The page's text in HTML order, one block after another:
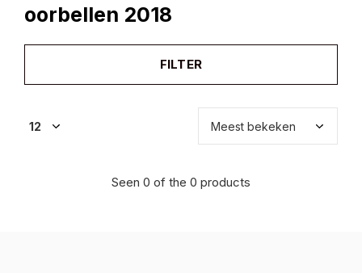
oorbellen 2018
FILTER
Seen 0 of the 0 products